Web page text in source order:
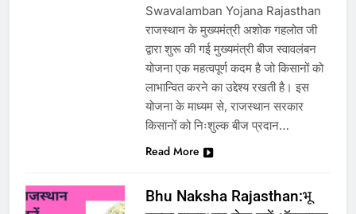
Swavalamban Yojana Rajasthan
राजस्थान के मुख्यमंत्री अशोक गहलोत जी
द्वारा शुरू की गई मुख्यमंत्री बीज स्वावलंबन
योजना एक महत्वपूर्ण कदम है जो किसानों को
लाभान्वित करने का उद्देश्य रखती है। इस
योजना के माध्यम से, राजस्थान सरकार
किसानों को निःशुल्क बीज प्रदान…
Read More
Bhu Naksha Rajasthan:भू